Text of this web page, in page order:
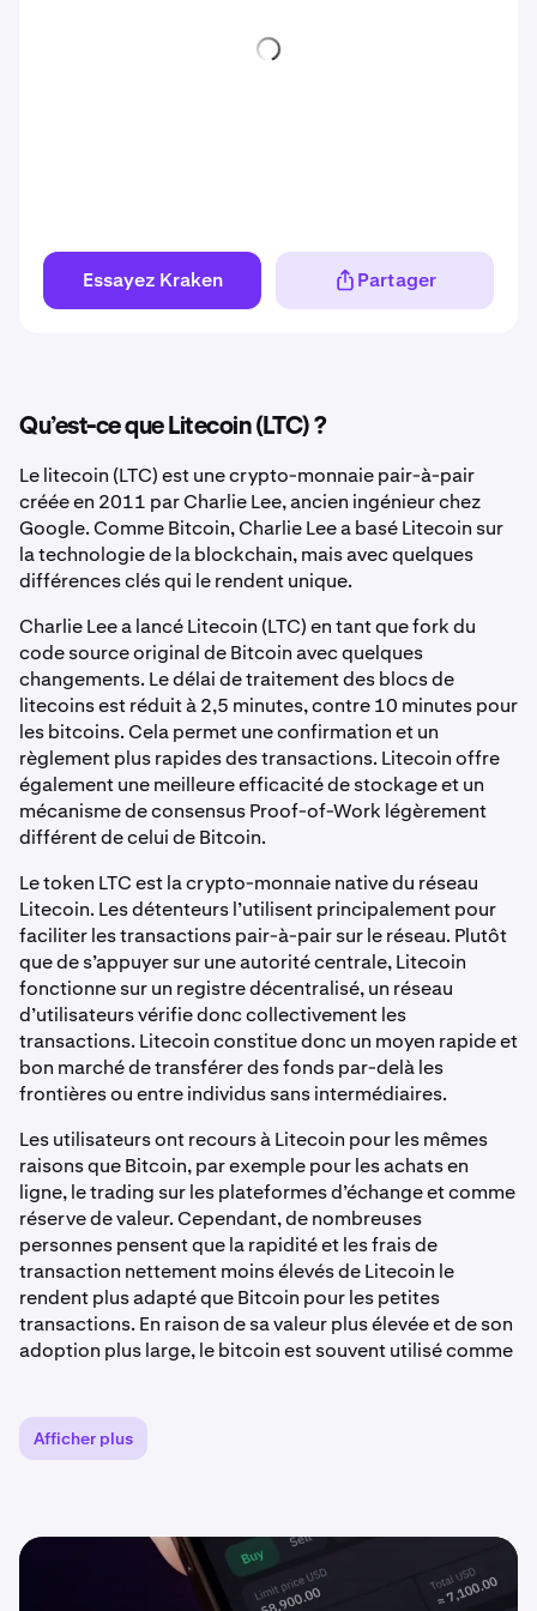
Essayez Kraken Partager
Qu’est-ce que Litecoin (LTC) ?
Le litecoin (LTC) est une crypto-monnaie pair-à-pair
créée en 2011 par Charlie Lee, ancien ingénieur chez
Google. Comme Bitcoin, Charlie Lee a basé Litecoin sur
la technologie de la blockchain, mais avec quelques
différences clés qui le rendent unique.
Charlie Lee a lancé Litecoin (LTC) en tant que fork du
code source original de Bitcoin avec quelques
changements. Le délai de traitement des blocs de
litecoins est réduit à 2,5 minutes, contre 10 minutes pour
les bitcoins. Cela permet une confirmation et un
règlement plus rapides des transactions. Litecoin offre
également une meilleure efficacité de stockage et un
mécanisme de consensus Proof-of-Work légèrement
différent de celui de Bitcoin.
Le token LTC est la crypto-monnaie native du réseau
Litecoin. Les détenteurs l’utilisent principalement pour
faciliter les transactions pair-à-pair sur le réseau. Plutôt
que de s’appuyer sur une autorité centrale, Litecoin
fonctionne sur un registre décentralisé, un réseau
d’utilisateurs vérifie donc collectivement les
transactions. Litecoin constitue donc un moyen rapide et
bon marché de transférer des fonds par-delà les
frontières ou entre individus sans intermédiaires.
Les utilisateurs ont recours à Litecoin pour les mêmes
raisons que Bitcoin, par exemple pour les achats en
ligne, le trading sur les plateformes d’échange et comme
réserve de valeur. Cependant, de nombreuses
personnes pensent que la rapidité et les frais de
transaction nettement moins élevés de Litecoin le
rendent plus adapté que Bitcoin pour les petites
transactions. En raison de sa valeur plus élevée et de son
adoption plus large, le bitcoin est souvent utilisé comme
Pendant de nombreuses années, le litecoin a continué à
se classer parmi les principales crypto-monnaies en
Qui a créé le Litecoin ?
Afficher plus